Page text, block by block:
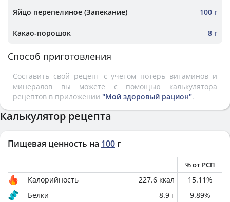
Яйцо перепелиное (Запекание) 100 г
Какао-порошок 8 г
Способ приготовления
Составить свой рецепт с учетом потерь витаминов и
минералов вы можете с помощью калькулятора
рецептов в приложении "Мой здоровый рацион".
Калькулятор рецепта
Пищевая ценность на 100 г
% от РСП
Калорийность 227.6 ккал 15.11%
Белки
8.9 г 9.89%